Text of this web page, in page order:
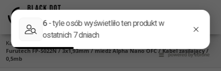
MenuPanel
Kategoria główna
Furutech FP-S022N / 3x1,93mm / miedź Alpha Nano OFC / Kabel zasilający /
0,5mb